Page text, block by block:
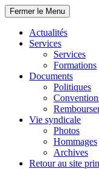
Fermer le Menu
Actualités
Services
Services
Formations
Documents
Politiques
Vie syndicale
Photos
Hommages
Archives
Retour au site